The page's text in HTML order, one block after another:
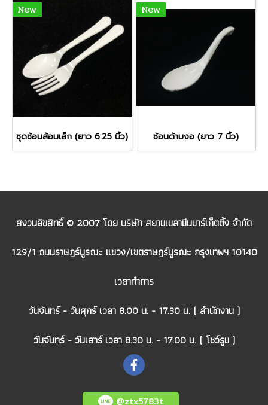
New
ชุดช้อนส้อมเล็ก (ยาว 6.25 นิ้ว)
New
ช้อนด้ามงอ (ยาว 7 นิ้ว)
สงวนลิขสิทธิ์ © 2007 โดย บริษัท สยามเมลามีนมาร์เก็ตติ้ง จำกัด
129/1 ถนนราษฎร์บูรณะ แขวง/เขตราษฎร์บูรณะ กรุงเทพฯ 10140
เวลาทำการ
วันจันทร์ - วันศุกร์ เวลา 8.00 น. - 17.30 น. ( สำนักงาน )
วันจันทร์ - วันเสาร์ เวลา 8.30 น. - 17.00 น. ( โชว์รูม )
@ztx5783t